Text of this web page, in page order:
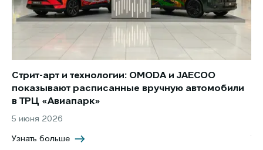
Стрит-арт и технологии: OMODA и JAECOO
показывают расписанные вручную автомобили
в ТРЦ «Авиапарк»
5 июня 2026
Узнать больше